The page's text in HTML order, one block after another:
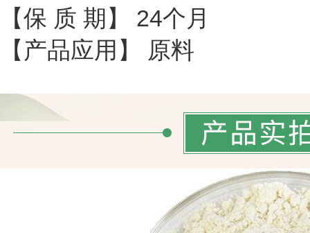
【保 质 期】 24个月
【产品应用】 原料